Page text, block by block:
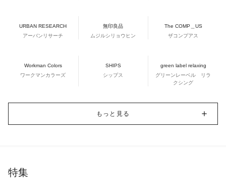
URBAN RESEARCH
アーバンリサーチ
無印良品
ムジルシリョウヒン
The COMP＿US
ザコンプアス
Workman Colors
ワークマンカラーズ
SHIPS
シップス
green label relaxing
グリーンレーベル リラ
クシング
もっと見る
特集